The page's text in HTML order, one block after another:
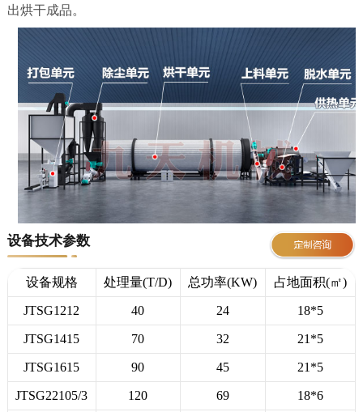
出烘干成品。
设备技术参数
设备规格 处理量(T/D) 总功率(KW) 占地面积(㎡)
JTSG1212 40 24 18*5
JTSG1415 70 32 21*5
JTSG1615 90 45 21*5
JTSG22105/3 120 69 18*6